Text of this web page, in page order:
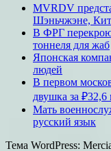
MVRDV
Шэньчжэне,
В ФРГ
тоннеля для жаб
Японская
людей
В первом
двушка за ₽32,6
Мать
русский язык
Тема WordPress: